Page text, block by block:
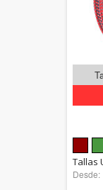
Tallas
Desde: